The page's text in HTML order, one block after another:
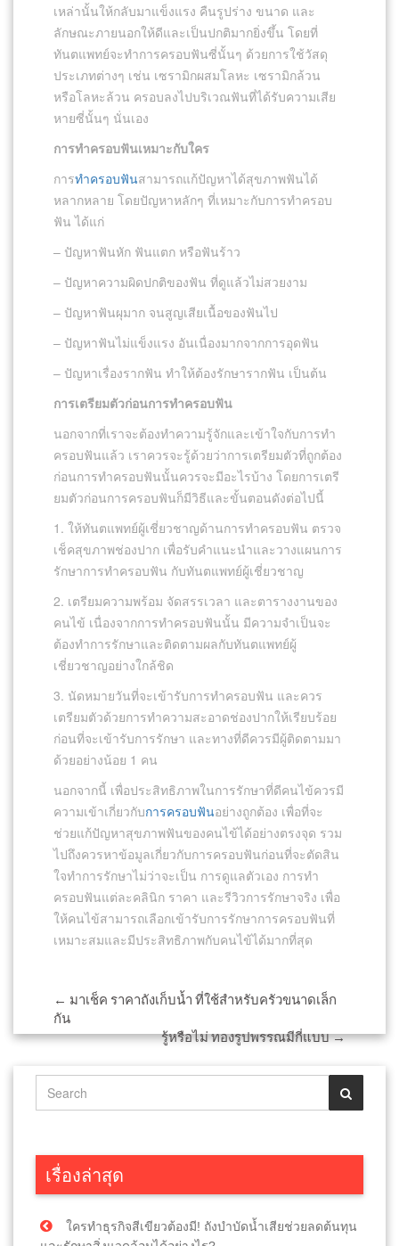
เหล่านั้นให้กลับมาแข็งแรง คืนรูปร่าง ขนาด และ
ลักษณะภายนอกให้ดีและเป็นปกติมากยิ่งขึ้น โดยที่
ทันตแพทย์จะทำการครอบฟันซี่นั้นๆ ด้วยการใช้วัสดุ
ประเภทต่างๆ เช่น เซรามิกผสมโลหะ เซรามิกล้วน
หรือโลหะล้วน ครอบลงไปบริเวณฟันที่ได้รับความเสีย
หายซี่นั้นๆ นั่นเอง
การทำครอบฟันเหมาะกับใคร
การทำครอบฟันสามารถแก้ปัญหาได้สุขภาพฟันได้
หลากหลาย โดยปัญหาหลักๆ ที่เหมาะกับการทำครอบ
ฟัน ได้แก่
– ปัญหาฟันหัก ฟันแตก หรือฟันร้าว
– ปัญหาความผิดปกติของฟัน ที่ดูแล้วไม่สวยงาม
– ปัญหาฟันผุมาก จนสูญเสียเนื้อของฟันไป
– ปัญหาฟันไม่แข็งแรง อันเนื่องมากจากการอุดฟัน
– ปัญหาเรื่องรากฟัน ทำให้ต้องรักษารากฟัน เป็นต้น
การเตรียมตัวก่อนการทำครอบฟัน
นอกจากที่เราจะต้องทำความรู้จักและเข้าใจกับการทำ
ครอบฟันแล้ว เราควรจะรู้ด้วยว่าการเตรียมตัวที่ถูกต้อง
ก่อนการทำครอบฟันนั้นควรจะมีอะไรบ้าง โดยการเตรี
ยมตัวก่อนการครอบฟันก็มีวิธีและขั้นตอนดังต่อไปนี้
1. ให้ทันตแพทย์ผู้เชี่ยวชาญด้านการทำครอบฟัน ตรวจ
เช็คสุขภาพช่องปาก เพื่อรับคำแนะนำและวางแผนการ
รักษาการทำครอบฟัน กับทันตแพทย์ผู้เชี่ยวชาญ
2. เตรียมความพร้อม จัดสรรเวลา และตารางงานของ
คนไข้ เนื่องจากการทำครอบฟันนั้น มีความจำเป็นจะ
ต้องทำการรักษาและติดตามผลกับทันตแพทย์ผู้
เชี่ยวชาญอย่างใกล้ชิด
3. นัดหมายวันที่จะเข้ารับการทำครอบฟัน และควร
เตรียมตัวด้วยการทำความสะอาดช่องปากให้เรียบร้อย
ก่อนที่จะเข้ารับการรักษา และทางที่ดีควรมีผู้ติดตามมา
ด้วยอย่างน้อย 1 คน
นอกจากนี้ เพื่อประสิทธิภาพในการรักษาที่ดีคนไข้ควรมี
ความเข้าเกี่ยวกับการครอบฟันอย่างถูกต้อง เพื่อที่จะ
ช่วยแก้ปัญหาสุขภาพฟันของคนไข้ได้อย่างตรงจุด รวม
ไปถึงควรหาข้อมูลเกี่ยวกับการครอบฟันก่อนที่จะตัดสิน
ใจทำการรักษาไม่ว่าจะเป็น การดูแลตัวเอง การทำ
ครอบฟันแต่ละคลินิก ราคา และรีวิวการรักษาจริง เพื่อ
ให้คนไข้สามารถเลือกเข้ารับการรักษาการครอบฟันที่
เหมาะสมและมีประสิทธิภาพกับคนไข้ได้มากที่สุด
Post
navigation
← มาเช็ค ราคาถังเก็บน้ำ ที่ใช้สำหรับครัวขนาดเล็ก
กัน
รู้หรือไม่ ทองรูปพรรณมีกี่แบบ→
เรื่องล่าสุด
ใครทำธุรกิจสีเขียวต้องมี! ถังบำบัดน้ำเสียช่วยลดต้นทุน